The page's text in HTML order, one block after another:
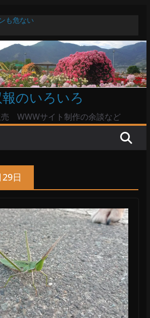
も危ない
ーは公共の共有Wi-Fiは使うな?
間風が吹く鈴木憲和農水相
信条調査報道受け小泉防衛相「不適切活
いのか
のいろいろ
WWWサイト制作の余談など
日